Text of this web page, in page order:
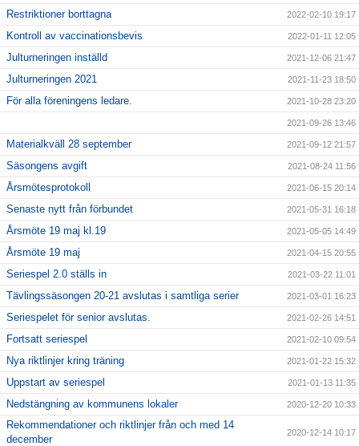
Restriktioner borttagna 2022-02-10 19:17
Kontroll av vaccinationsbevis 2022-01-11 12:05
Julturneringen inställd 2021-12-06 21:47
Julturneringen 2021 2021-11-23 18:50
För alla föreningens ledare. 2021-10-28 23:20
2021-09-26 13:46
Materialkväll 28 september 2021-09-12 21:57
Säsongens avgift 2021-08-24 11:56
Årsmötesprotokoll 2021-06-15 20:14
Senaste nytt från förbundet 2021-05-31 16:18
Årsmöte 19 maj kl.19 2021-05-05 14:49
Årsmöte 19 maj 2021-04-15 20:55
Seriespel 2.0 ställs in 2021-03-22 11:01
Tävlingssäsongen 20-21 avslutas i samtliga serier 2021-03-01 16:23
Seriespelet för senior avslutas. 2021-02-26 14:51
Fortsatt seriespel 2021-02-10 09:54
Nya riktlinjer kring träning 2021-01-22 15:32
Uppstart av seriespel 2021-01-13 11:35
Nedstängning av kommunens lokaler 2020-12-20 10:33
Rekommendationer och riktlinjer från och med 14
december
2020-12-14 10:17